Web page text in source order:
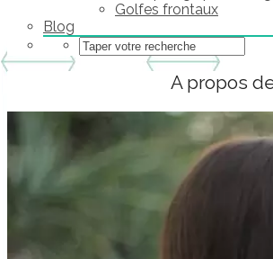
Golfes frontaux
Blog
A propos